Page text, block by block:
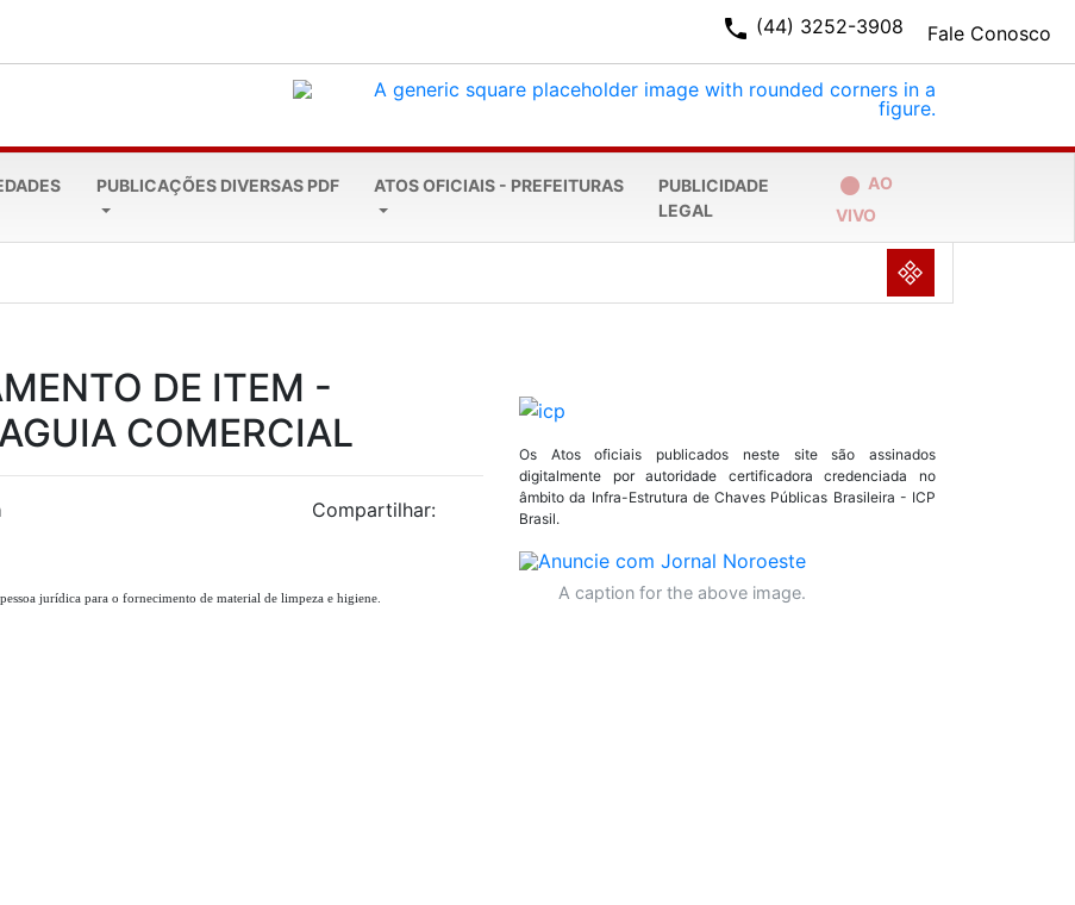
Fale Conosco
phone (44) 3252-3908
PUBLICAÇÕES DIVERSAS PDF ATOS OFICIAIS - PREFEITURAS
PUBLICIDADE
LEGAL
fiber_manual_record AO
VIVO
NULL
DE ITEM -
COMERCIAL
Compartilhar:
jurídica para o fornecimento de material de limpeza e higiene.
Os Atos oficiais publicados neste site são assinados
digitalmente por autoridade certificadora credenciada no
âmbito da Infra-Estrutura de Chaves Públicas Brasileira - ICP
Brasil.
A caption for the above image.